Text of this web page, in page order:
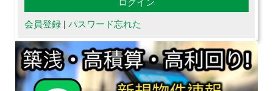
会員登録 | パスワード忘れた